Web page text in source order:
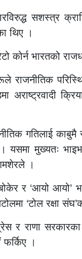
सशस्त्र
थिए ।
कोर्न भारतको
राजनीतिक
गतिलाई
मुख्यतः
।
र ‘आयो आयो’
‘टोल रक्षा
र राणा
।